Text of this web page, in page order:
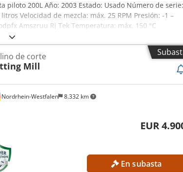
piloto 200L Año: 2003 Estado: Usado Número de serie:
Velocidad de mezcla: máx. 25 RPM Presión: -1 –
Amszruu Rj Tek Temperatura: máx. 150 °C
Aire comprimido: 6 – 10 bares Potencia: 3 x
mm Peso: 1200 kg Equipo de cocción horizontal para
Nordrhein-Westfalen 8.332 km
de corte
Mill
EUR
En subasta